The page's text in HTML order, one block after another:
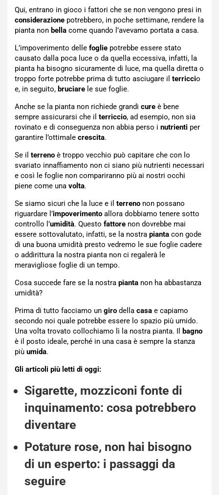
Qui, entrano in gioco i fattori che se non vengono presi in
considerazione potrebbero, in poche settimane, rendere la
pianta non bella come quando l’avevamo portata a casa.
L’impoverimento delle foglie potrebbe essere stato
causato dalla poca luce o da quella eccessiva, infatti, la
pianta ha bisogno sicuramente di luce, ma quella diretta o
troppo forte potrebbe prima di tutto asciugare il terriccio
e, in seguito, bruciare le sue foglie.
Anche se la pianta non richiede grandi cure è bene
sempre assicurarsi che il terriccio, ad esempio, non sia
rovinato e di conseguenza non abbia perso i nutrienti per
garantire l’ottimale crescita.
Se il terreno è troppo vecchio può capitare che con lo
svariato innaffiamento non ci siano più nutrienti necessari
e così le foglie non compariranno più ai nostri occhi
piene come una volta.
Se siamo sicuri che la luce e il terreno non possano
riguardare l’impoverimento allora dobbiamo tenere sotto
controllo l’umidità. Questo fattore non dovrebbe mai
essere sottovalutato, infatti, se la nostra pianta con gode
di una buona umidità presto vedremo le sue foglie cadere
o addirittura la nostra pianta non ci regalerà le
meravigliose foglie di un tempo.
Cosa succede fare se la nostra pianta non ha abbastanza
umidità?
Prima di tutto facciamo un giro della casa e capiamo
secondo noi quale potrebbe essere lo spazio più umido.
Una volta trovato collochiamo lì la nostra pianta. Il
bagno
è il posto ideale, perché in una casa è sempre la stanza
più umida.
Gli articoli più letti di oggi:
Sigarette, mozziconi fonte di
inquinamento: cosa potrebbero
diventare
Potature rose, non hai bisogno
di un esperto: i passaggi da
seguire